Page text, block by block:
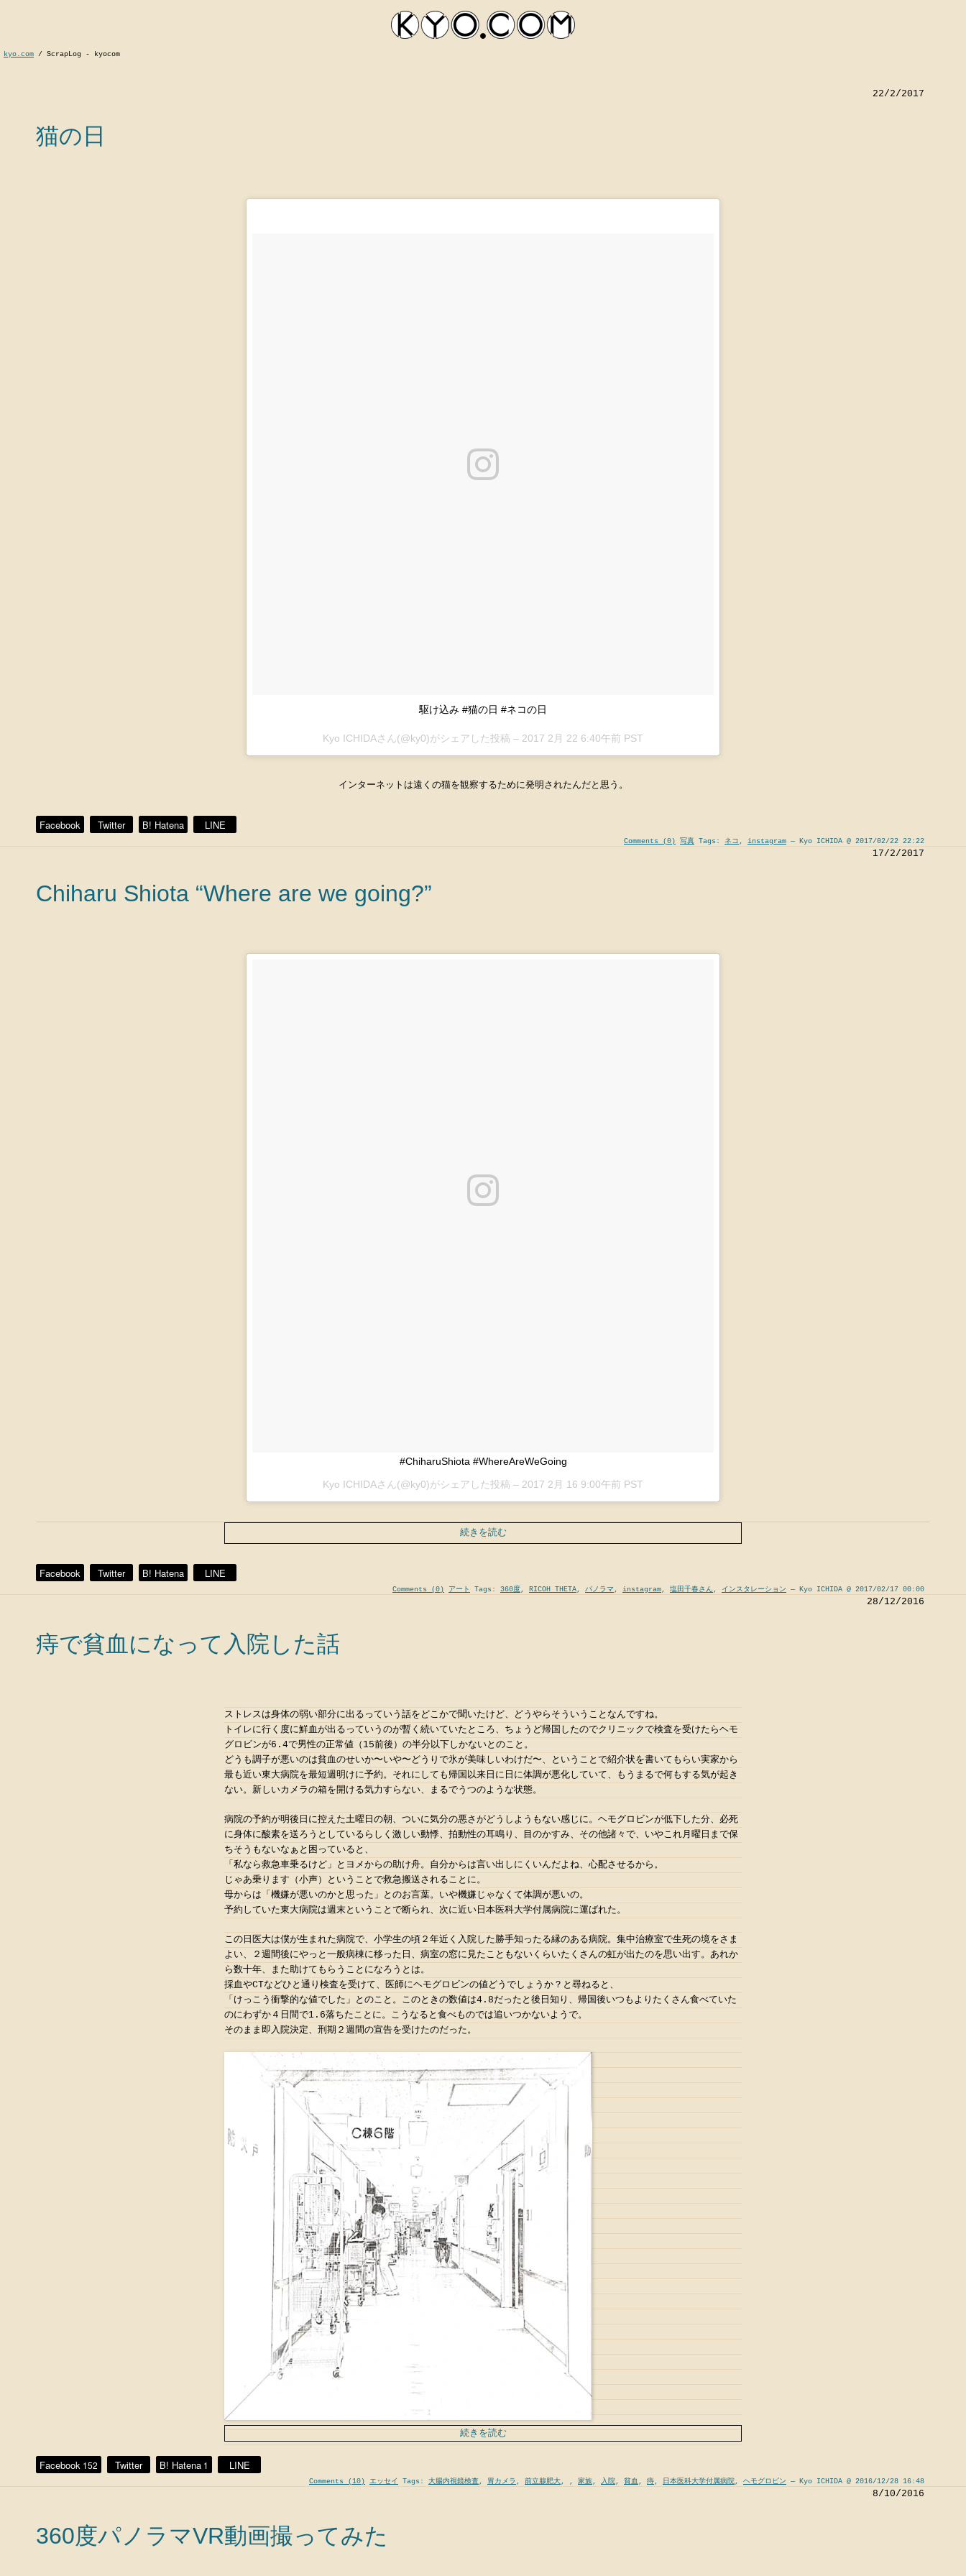
kyo.com / ScrapLog - kyocom
22/2/2017
猫の日
駆け込み #猫の日 #ネコの日
Kyo ICHIDAさん(@ky0)がシェアした投稿 – 2017 2月 22 6:40午前 PST
インターネットは遠くの猫を観察するために発明されたんだと思う。
Facebook Twitter B! Hatena LINE
Comments (0) 写真 Tags: ネコ , instagram — Kyo ICHIDA @ 2017/02/22 22:22
17/2/2017
Chiharu Shiota “Where are we going?”
#ChiharuShiota #WhereAreWeGoing
Kyo ICHIDAさん(@ky0)がシェアした投稿 – 2017 2月 16 9:00午前 PST
続きを読む
Facebook Twitter B! Hatena LINE
Comments (0) アート Tags: 360度, RICOH THETA, パノラマ , instagram, 塩田千春さん , インスタレーション — Kyo ICHIDA @ 2017/02/17 00:00
28/12/2016
痔で貧血になって入院した話
ストレスは身体の弱い部分に出るっていう話をどこかで聞いたけど、どうやらそういうことなんですね。
トイレに行く度に鮮血が出るっていうのが暫く続いていたところ、ちょうど帰国したのでクリニックで検査を受けたらヘモ
グロビンが6.4で男性の正常値（15前後）の半分以下しかないとのこと。
どうも調子が悪いのは貧血のせいか〜いや〜どうりで氷が美味しいわけだ〜、ということで紹介状を書いてもらい実家から
最も近い東大病院を最短週明けに予約。それにしても帰国以来日に日に体調が悪化していて、もうまるで何もする気が起き
ない。新しいカメラの箱を開ける気力すらない、まるでうつのような状態。
病院の予約が明後日に控えた土曜日の朝、ついに気分の悪さがどうしようもない感じに。ヘモグロビンが低下した分、必死
に身体に酸素を送ろうとしているらしく激しい動悸、拍動性の耳鳴り、目のかすみ、その他諸々で、いやこれ月曜日まで保
ちそうもないなぁと困っていると、
「私なら救急車乗るけど」とヨメからの助け舟。自分からは言い出しにくいんだよね、心配させるから。
じゃあ乗ります（小声）ということで救急搬送されることに。
母からは「機嫌が悪いのかと思った」とのお言葉。いや機嫌じゃなくて体調が悪いの。
予約していた東大病院は週末ということで断られ、次に近い日本医科大学付属病院に運ばれた。
この日医大は僕が生まれた病院で、小学生の頃２年近く入院した勝手知ったる縁のある病院。集中治療室で生死の境をさま
よい、２週間後にやっと一般病棟に移った日、病室の窓に見たこともないくらいたくさんの虹が出たのを思い出す。あれか
ら数十年、また助けてもらうことになろうとは。
採血やCTなどひと通り検査を受けて、医師にヘモグロビンの値どうでしょうか？と尋ねると、
「けっこう衝撃的な値でした」とのこと。このときの数値は4.8だったと後日知り、帰国後いつもよりたくさん食べていた
のにわずか４日間で1.6落ちたことに。こうなると食べものでは追いつかないようで。
そのまま即入院決定、刑期２週間の宣告を受けたのだった。
続きを読む
Facebook 152 Twitter B! Hatena 1 LINE
Comments (10) エッセイ Tags: 大腸内視鏡検査, 胃カメラ , 前立腺肥大, , 家族, 入院, 貧血 , 痔, 日本医科大学付属病院, ヘモグロビン — Kyo ICHIDA @ 2016/12/28 16:48
8/10/2016
360度パノラマVR動画撮ってみた